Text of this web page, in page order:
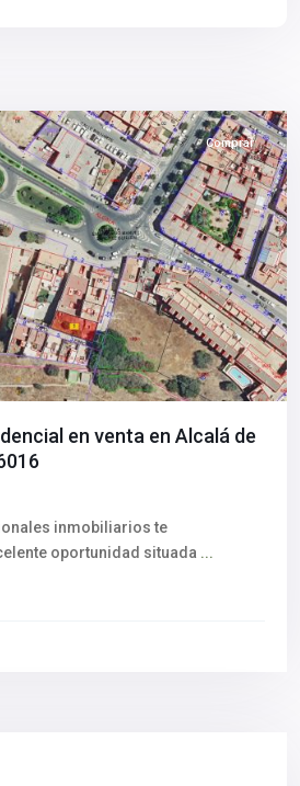
Comprar
en venta en Alcalá de
inmobiliarios te
oportunidad situada ...